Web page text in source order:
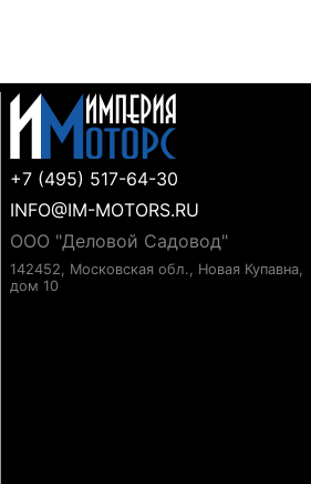
+7 (495) 517-64-30
INFO@IM-MOTORS.RU
ООО "Деловой Садовод"
142452, Московская обл., Новая Купавна,
дом 10